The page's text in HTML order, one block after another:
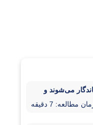
می‌شوند و
مطالعه: 7 دقیقه